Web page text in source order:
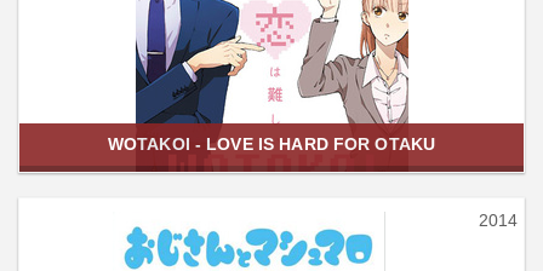
WOTAKOI - LOVE IS HARD FOR OTAKU
2014